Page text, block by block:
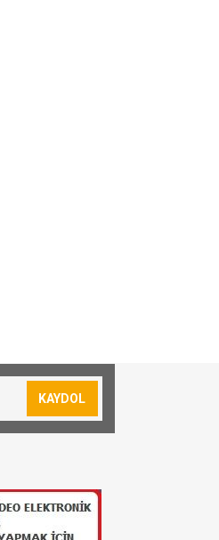
KAYDOL